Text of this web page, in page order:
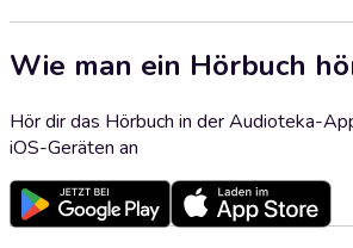
Wie man ein Hörbuch
Hör dir das Hörbuch in der Audioteka-
iOS-Geräten an